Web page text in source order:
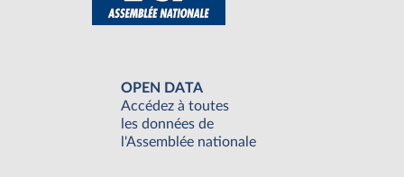
OPEN DATA
Accédez à toutes
les données de
l'Assemblée nationale